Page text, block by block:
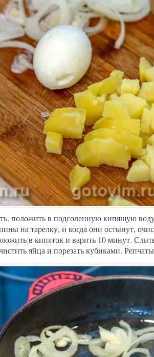
положить в подсоленную кипящую
на тарелку, и когда они остынут,
в кипяток и варить 10 минут.
яйца и порезать кубиками.